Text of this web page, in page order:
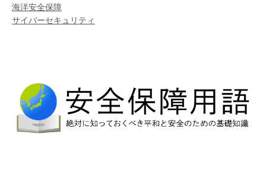
海洋安全保障
サイバーセキュリティ